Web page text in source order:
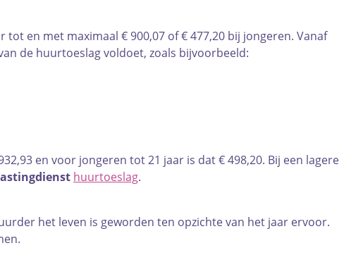
en met maximaal € 900,07 of € 477,20 bij jongeren. Vanaf
de huurtoeslag voldoet, zoals bijvoorbeeld:
en voor jongeren tot 21 jaar is dat € 498,20. Bij een lagere
huurtoeslag.
het leven is geworden ten opzichte van het jaar ervoor.